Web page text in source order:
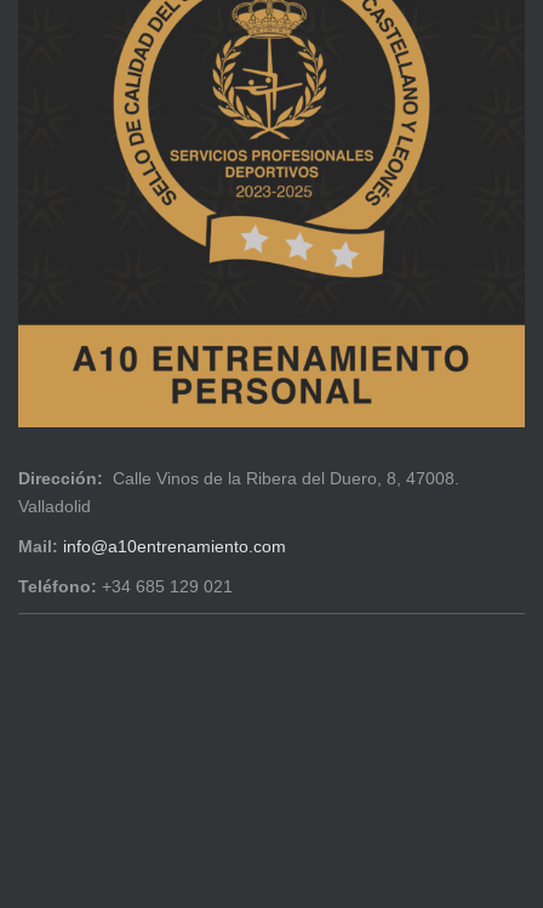
Dirección: Calle Vinos de la Ribera del Duero, 8, 47008.
Valladolid
Mail: info@a10entrenamiento.com
Teléfono: +34 685 129 021